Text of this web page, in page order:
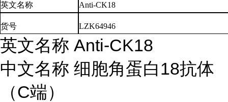
英文名称 Anti-CK18
货号 LZK64946
英文名称 Anti-CK18
中文名称 细胞角蛋白 18抗体
（C端）